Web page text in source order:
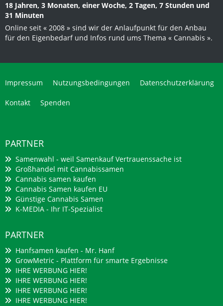
18 Jahren, 3 Monaten, einer Woche, 2 Tagen, 7 Stunden und
31 Minuten
Online seit « 2008 » sind wir der Anlaufpunkt für den Anbau
für den Eigenbedarf und Infos rund ums Thema « Cannabis ».
Impressum Nutzungsbedingungen Datenschutzerklärung
Kontakt Spenden
PARTNER
Samenwahl - weil Samenkauf Vertrauenssache ist
Großhandel mit Cannabissamen
Cannabis samen kaufen
Cannabis Samen kaufen EU
Günstige Cannabis Samen
K-MEDIA - Ihr IT-Spezialist
PARTNER
Hanfsamen kaufen - Mr. Hanf
GrowMetric - Plattform für smarte Ergebnisse
IHRE WERBUNG HIER!
IHRE WERBUNG HIER!
IHRE WERBUNG HIER!
IHRE WERBUNG HIER!